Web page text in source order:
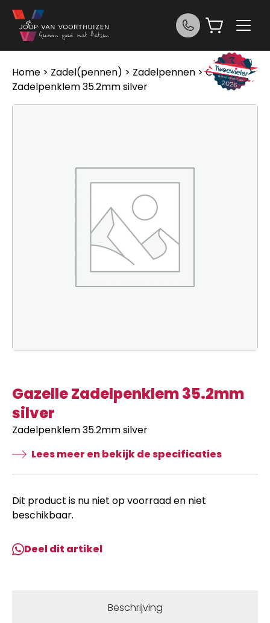
Ga naar de inhoud
Home > Zadel(pennen) > Zadelpennen > Gazelle
Zadelpenklem 35.2mm silver
Gazelle Zadelpenklem 35.2mm
silver
Zadelpenklem 35.2mm silver
Lees meer en bekijk de specificaties
Dit product is nu niet op voorraad en niet
beschikbaar.
Deel dit artikel
Beschrijving